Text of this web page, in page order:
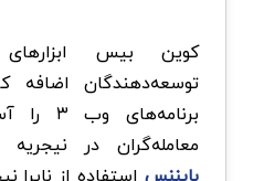
کوین بیس
توسعه‌دهندگان
معامله‌گران در